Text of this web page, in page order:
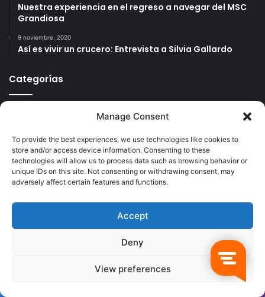
Manage Consent
To provide the best experiences, we use technologies like cookies to
store and/or access device information. Consenting to these
technologies will allow us to process data such as browsing behavior or
unique IDs on this site. Not consenting or withdrawing consent, may
adversely affect certain features and functions.
Accept
Deny
View preferences
Nuestra experiencia en el regreso a navegar del MSC
Grandiosa
9 noviembre, 2020
Así es vivir un crucero: Entrevista a Silvia Gallardo
Categorías
Últimas publicaciones